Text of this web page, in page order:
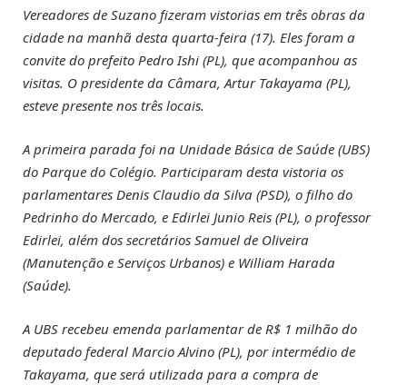
Vereadores de Suzano fizeram vistorias em três obras da
cidade na manhã desta quarta-feira (17). Eles foram a
convite do prefeito Pedro Ishi (PL), que acompanhou as
visitas. O presidente da Câmara, Artur Takayama (PL),
esteve presente nos três locais.
A primeira parada foi na Unidade Básica de Saúde (UBS)
do Parque do Colégio. Participaram desta vistoria os
parlamentares Denis Claudio da Silva (PSD), o filho do
Pedrinho do Mercado, e Edirlei Junio Reis (PL), o professor
Edirlei, além dos secretários Samuel de Oliveira
(Manutenção e Serviços Urbanos) e William Harada
(Saúde).
A UBS recebeu emenda parlamentar de R$ 1 milhão do
deputado federal Marcio Alvino (PL), por intermédio de
Takayama, que será utilizada para a compra de